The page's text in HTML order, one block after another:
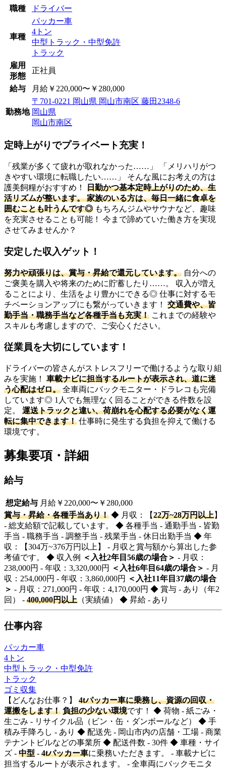
職種 ドライバー
車種
パッカー車
4トン
中型トラック・中型免許
トラック
雇用
形態
正社員
給与 月給￥220,000〜￥280,000
勤務地
〒701-0221 岡山県 岡山市南区 藤田2348-6
岡山県
岡山市南区
定時上がりでプライベート充実！
「残業が多くて疲れが取れなかった……」 「メリハリがつ
きやすい環境に転職したい……」 そんな風にお考えの方は
護美飼糧がおすすめ！ 日勤かつ基本定時上がりのため、生
活リズムが整います。 家族のいる方は、毎日一緒に食卓を
囲むことも叶うんです◎ もちろんジムやサウナなど、趣味
を充実させることも可能！ 今まで諦めていた働き方を実現
させてみませんか？
安定した収入ゲット！
努力や頑張りは、賞与・昇給で還元しています。 自分への
ご褒美を購入や将来のために貯蓄したり……。 収入が増え
ることにより、生活をより豊かにできる◎ 仕事に対するモ
チベーションアップにも繋がっていきます！ 交通費や、皆
勤手当・職務手当など各種手当も充実！ これまでの経験や
スキルも考慮しますので、ご安心ください。
従業員を大切にしています！
ドライバーの皆さんがストレスフリーで働けるような取り組
みを実施！ 車載ナビに担当するルートが表示され、道に迷
う心配はゼロ。 全車両にバックモニター・ドラレコも完備
しています◎ 1人でも無理なく回ることができる件数を設
定。 運送トラックと違い、荷崩れを心配する必要がなく運
転に集中できます！ 仕事時に発生する負担を抑えて働ける
環境です。
募集要項・詳細
給与
想定給与 月給￥220,000〜￥280,000
賞与・昇給・各種手当あり！ ◆ 月収：【22万~28万円以上】
- 総支給額で記載しています。 ◆ 各種手当 - 通勤手当 - 皆勤
手当 - 職務手当 - 調整手当 - 残業手当 - 休日出勤手当 ◆ 年
収：【304万~376万円以上】 - 月収と賞与額から算出した参
考値です。 ◆ 収入例
＜入社2年目56歳の場合＞ - 月収：
238,000円 - 年収：3,320,000円
＜入社6年目64歳の場合＞ - 月
収：254,000円 - 年収：3,860,000円
＜入社11年目37歳の場合
＞ - 月収：271,000円 - 年収：4,170,000円 ◆ 賞与 - あり（年2
回） - 400,000円以上 （実績値） ◆ 昇給 - あり
仕事内容
パッカー車
4トン
中型トラック・中型免許
トラック
ゴミ収集
【どんなお仕事？】 4tパッカー車に乗務し、資源の回収・
運搬をします！ 負担の少ない環境です！ ◆ 荷物 - 紙ごみ・
生ごみ - リサイクル品（ビン・缶・ダンボールなど） ◆ 手
積み手降ろし - あり ◆ 配送先 - 岡山市内の店舗・工場 - 商業
テナントビルなどの事業所 ◆ 配送件数 - 30件 ◆ 車種・サイ
ズ - 中型 - 4tパッカー車に乗務いただきます。 - 車載ナビに
担当するルートが表示されます。 - 全車両にバックモニタ